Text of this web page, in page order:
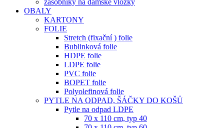
zásobníky na dámské vložky
OBALY
KARTONY
FOLIE
Stretch (fixační ) folie
Bublinková folie
HDPE folie
LDPE folie
PVC folie
BOPET folie
Polyolefinová folie
PYTLE NA ODPAD, ŠÁČKY DO KOŠŮ
Pytle na odpad LDPE
70 x 110 cm, typ 40